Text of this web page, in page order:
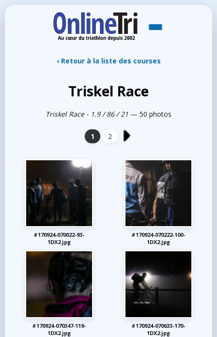
‹ Retour à la liste des courses
Triskel Race
Triskel Race - 1.9 / 86 / 21 — 50 photos
1 2
#170924-070022-93-
1DX2.jpg
#170924-070222-100-
1DX2.jpg
#170924-070347-119-
1DX2.jpg
#170924-070633-170-
1DX2.jpg